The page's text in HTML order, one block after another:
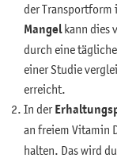
der Transportform
Mangelkann dies
durch eine
einer Studie
erreicht.
In der
an freiem Vitamin
halten. Das wird